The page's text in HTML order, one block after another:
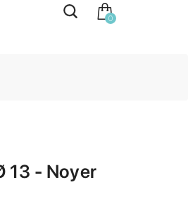
0
13 - Noyer